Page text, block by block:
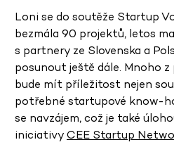
Loni se do soutěže Startup
bezmála 90 projektů, letos
s partnery ze Slovenska a
posunout ještě dále. Mnoho
bude mít příležitost nejen
potřebné startupové know-
se navzájem, což je také
iniciativyCEE Startup